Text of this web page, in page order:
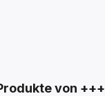
überspringen
von +++